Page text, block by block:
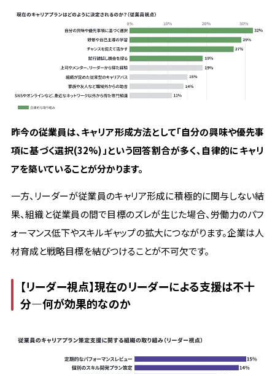
昨今の従業員は、キャリア形成方法として「自分の興味や優先事
項に基づく選択(32%)」という回答割合が多く、自律的にキャリ
アを築いていることが分かります。
一方、リーダーが従業員のキャリア形成に積極的に関与しない結
果、組織と従業員の間で目標のズレが生じた場合、労働力のパフ
ォーマンス低下やスキルギャップの拡大につながります。企業は人
材育成と戦略目標を結びつけることが不可欠です。
【リーダー視点】現在のリーダーによる支援は不十
分―何が効果的なのか